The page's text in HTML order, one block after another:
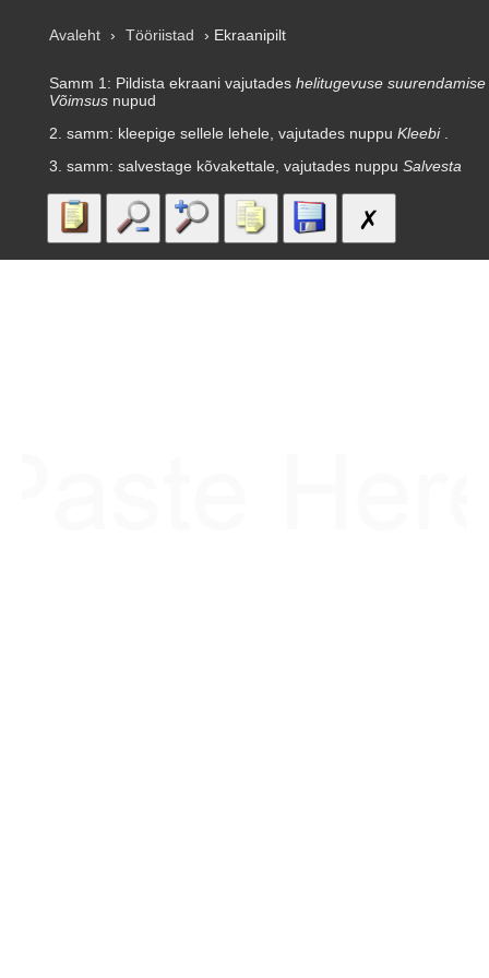
Avaleht › Tööriistad › Ekraanipilt
Samm 1: Pildista ekraani vajutades helitugevuse suurendamise
Võimsus nupud
2. samm: kleepige sellele lehele, vajutades nuppu Kleebi.
3. samm: salvestage kõvakettale, vajutades nuppu Salvesta
✗